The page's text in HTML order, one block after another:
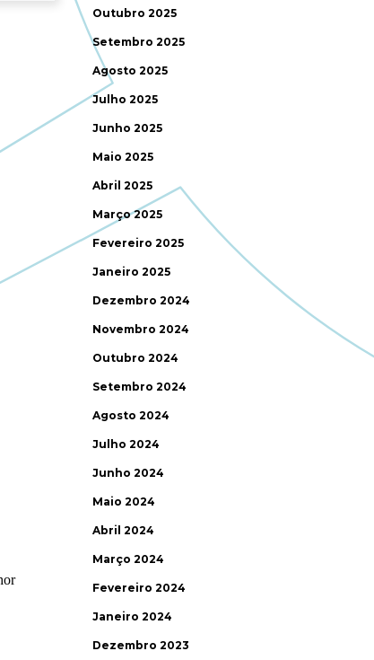
Outubro 2025
Setembro 2025
Agosto 2025
Julho 2025
Junho 2025
Maio 2025
Abril 2025
Março 2025
Fevereiro 2025
Janeiro 2025
Dezembro 2024
Novembro 2024
Outubro 2024
Setembro 2024
Agosto 2024
Julho 2024
Junho 2024
Maio 2024
Abril 2024
Março 2024
Fevereiro 2024
Janeiro 2024
Dezembro 2023